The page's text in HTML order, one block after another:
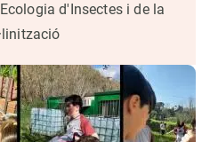
d'Insectes i de la